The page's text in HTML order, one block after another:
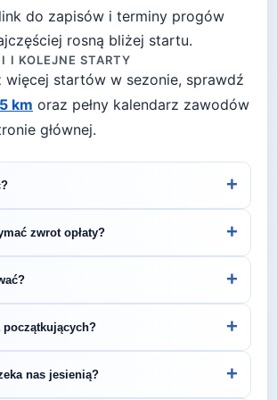
do zapisów i terminy progów
rosną bliżej startu.
I KOLEJNE STARTY
więcej startów w sezonie, sprawdź
km oraz pełny kalendarz zawodów
głównej.
+
organizatora z formularzem
zwrot opłaty? +
lub skontaktuj się z
+
w opisie biegu lub na
+
satysfakcjonujący bieg, który
nas jesienią? +